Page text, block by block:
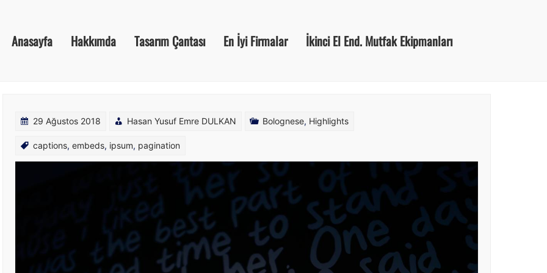
Anasayfa Hakkımda Tasarım Çantası En İyi Firmalar İkinci El End. Mutfak Ekipmanları
29 Ağustos 2018 Hasan Yusuf Emre DULKAN Bolognese, Highlights
captions, embeds, ipsum, pagination